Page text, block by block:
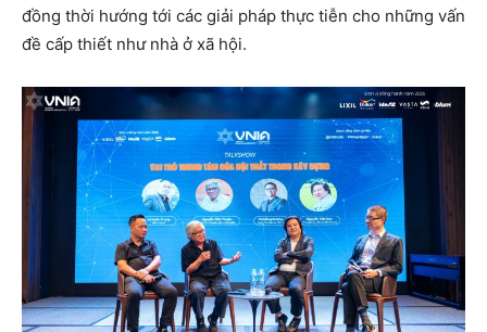
đồng thời hướng tới các giải pháp thực tiễn cho những vấn
đề cấp thiết như nhà ở xã hội.